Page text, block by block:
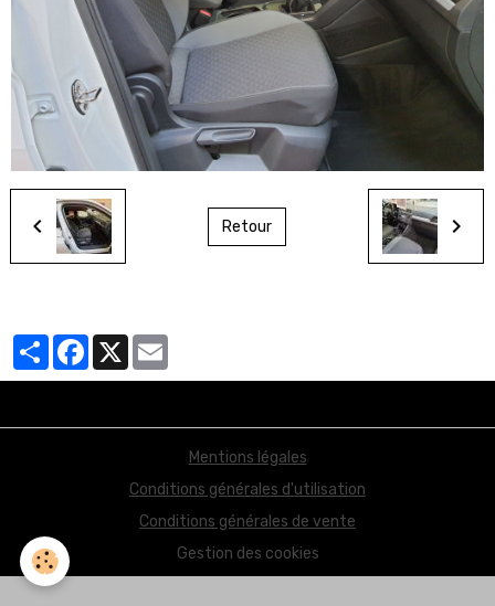
Retour
PartagerFacebook
X
Mentions légales
Conditions générales d'utilisation
Conditions générales de vente
Gestion des cookies